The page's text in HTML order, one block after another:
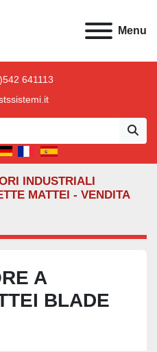
Menu
641113
INDUSTRIALI
MATTEI - VENDITA
A
BLADE